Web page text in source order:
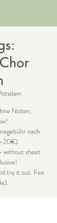
Noten,
nach
20€)
without sheet
try it out. Fee